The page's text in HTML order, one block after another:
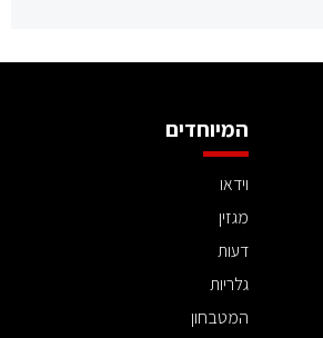
המיוחדים
וידאו
מגזין
דעות
גלריות
המטבחון